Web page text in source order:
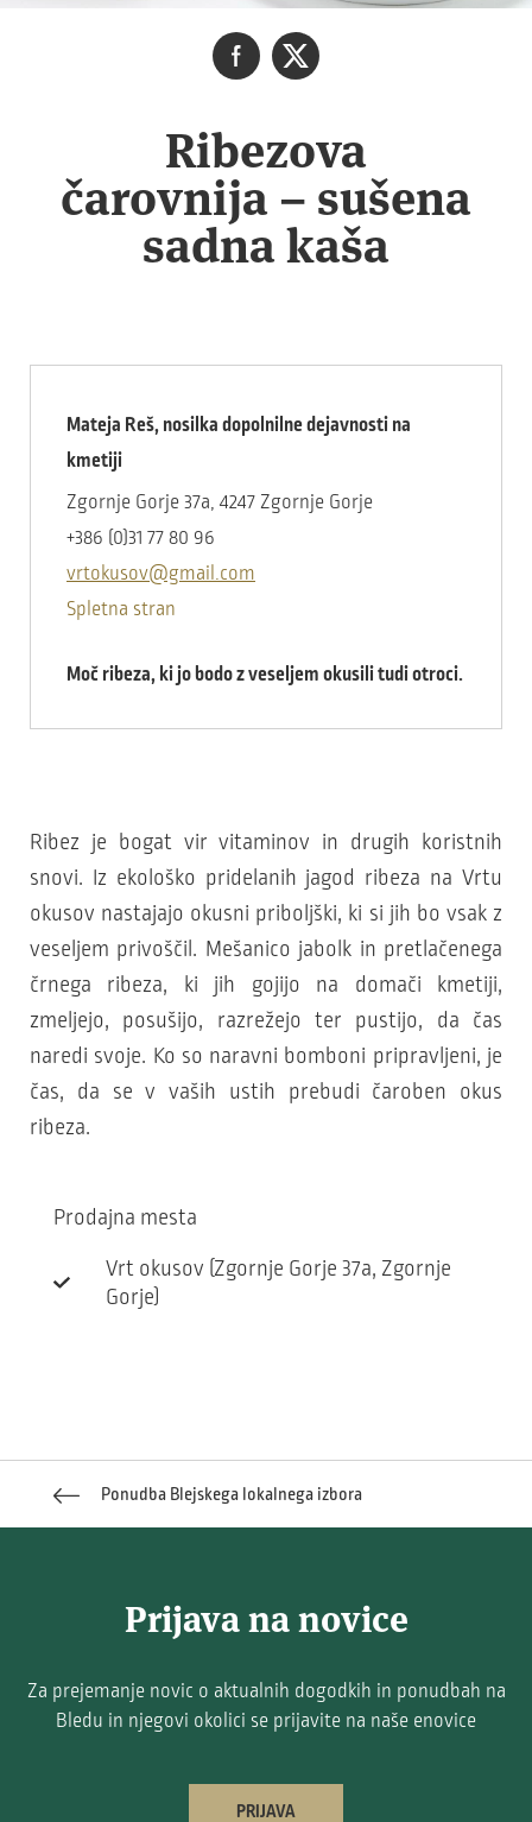
Ribezova
čarovnija – sušena
sadna kaša
Mateja Reš, nosilka dopolnilne dejavnosti na
kmetiji
Zgornje Gorje 37a, 4247 Zgornje Gorje
+386 (0)31 77 80 96
vrtokusov@gmail.com
Spletna stran
Moč ribeza, ki jo bodo z veseljem okusili tudi otroci.
Ribez je bogat vir vitaminov in drugih koristnih
snovi. Iz ekološko pridelanih jagod ribeza na Vrtu
okusov nastajajo okusni priboljški, ki si jih bo vsak z
veseljem privoščil. Mešanico jabolk in pretlačenega
črnega ribeza, ki jih gojijo na domači kmetiji,
zmeljejo, posušijo, razrežejo ter pustijo, da čas
naredi svoje. Ko so naravni bomboni pripravljeni, je
čas, da se v vaših ustih prebudi čaroben okus
ribeza.
Prodajna mesta
Vrt okusov (Zgornje Gorje 37a, Zgornje
Gorje)
Ponudba Blejskega lokalnega izbora
Prijava na novice
Za prejemanje novic o aktualnih dogodkih in ponudbah na
Bledu in njegovi okolici se prijavite na naše enovice
PRIJAVA